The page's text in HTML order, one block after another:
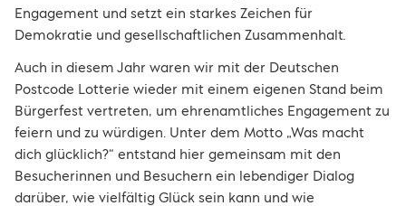
Engagement und setzt ein starkes Zeichen für
Demokratie und gesellschaftlichen Zusammenhalt.
Auch in diesem Jahr waren wir mit der Deutschen
Postcode Lotterie wieder mit einem eigenen Stand beim
Bürgerfest vertreten, um ehrenamtliches Engagement zu
feiern und zu würdigen. Unter dem Motto „Was macht
dich glücklich?“ entstand hier gemeinsam mit den
Besucherinnen und Besuchern ein lebendiger Dialog
darüber, wie vielfältig Glück sein kann und wie